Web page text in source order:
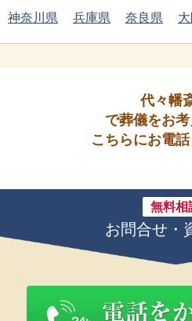
神奈川県 兵庫県 奈良県
代々幡
で葬儀をお
こちらにお電話
無料相
お問合せ・